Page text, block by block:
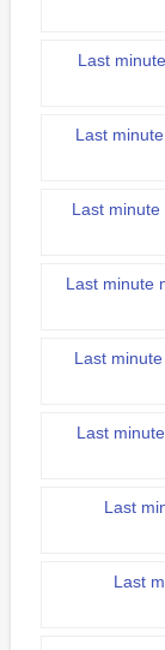
Last
Last
Last
Last minute
Last
Last
Last
Last